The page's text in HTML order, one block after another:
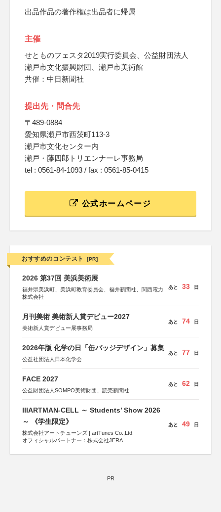
出品作品の著作権は出品者に帰属
主催
せとものフェスタ2019実行委員会、公益財団法人
瀬戸市文化振興財団、瀬戸市美術館
共催：中日新聞社
提出先・問合先
〒489‐0884
愛知県瀬戸市西茨町113‐3
瀬戸市文化センター内
瀬戸・藤四郎トリエンナーレ事務局
tel : 0561‐84‐1093 / fax : 0561‐85‐0415
公式ホームページ
おすすめのコンテスト [PR]
2026 第37回 美浜美術展
福井県美浜町、美浜町教育委員会、福井新聞社、関西電力
株式会社
あと 33 日
月刊美術 美術新人賞デビュー2027
美術新人賞デビュー展事務局
あと 74 日
2026年版 化学の日「缶バッジデザイン」募集
公益社団法人日本化学会
あと 77 日
FACE 2027
公益財団法人SOMPO美術財団、読売新聞社
あと 62 日
IIIARTMAN-CELL ～ Students’ Show 2026
～ 《学生限定》
株式会社アートチューンズ | artTunes Co.,Ltd.
オフィシャルパートナー：株式会社JERA
あと 49 日
PR